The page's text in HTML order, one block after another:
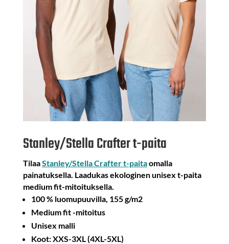
Stanley/Stella Crafter t-paita
TilaaStanley/Stella Crafter t-paitaomalla
painatuksella. Laadukas ekologinen unisex t-paita
medium fit-mitoituksella.
100 % luomupuuvilla, 155 g/m2
Medium fit -mitoitus
Unisex malli
Koot: XXS-3XL (4XL-5XL)